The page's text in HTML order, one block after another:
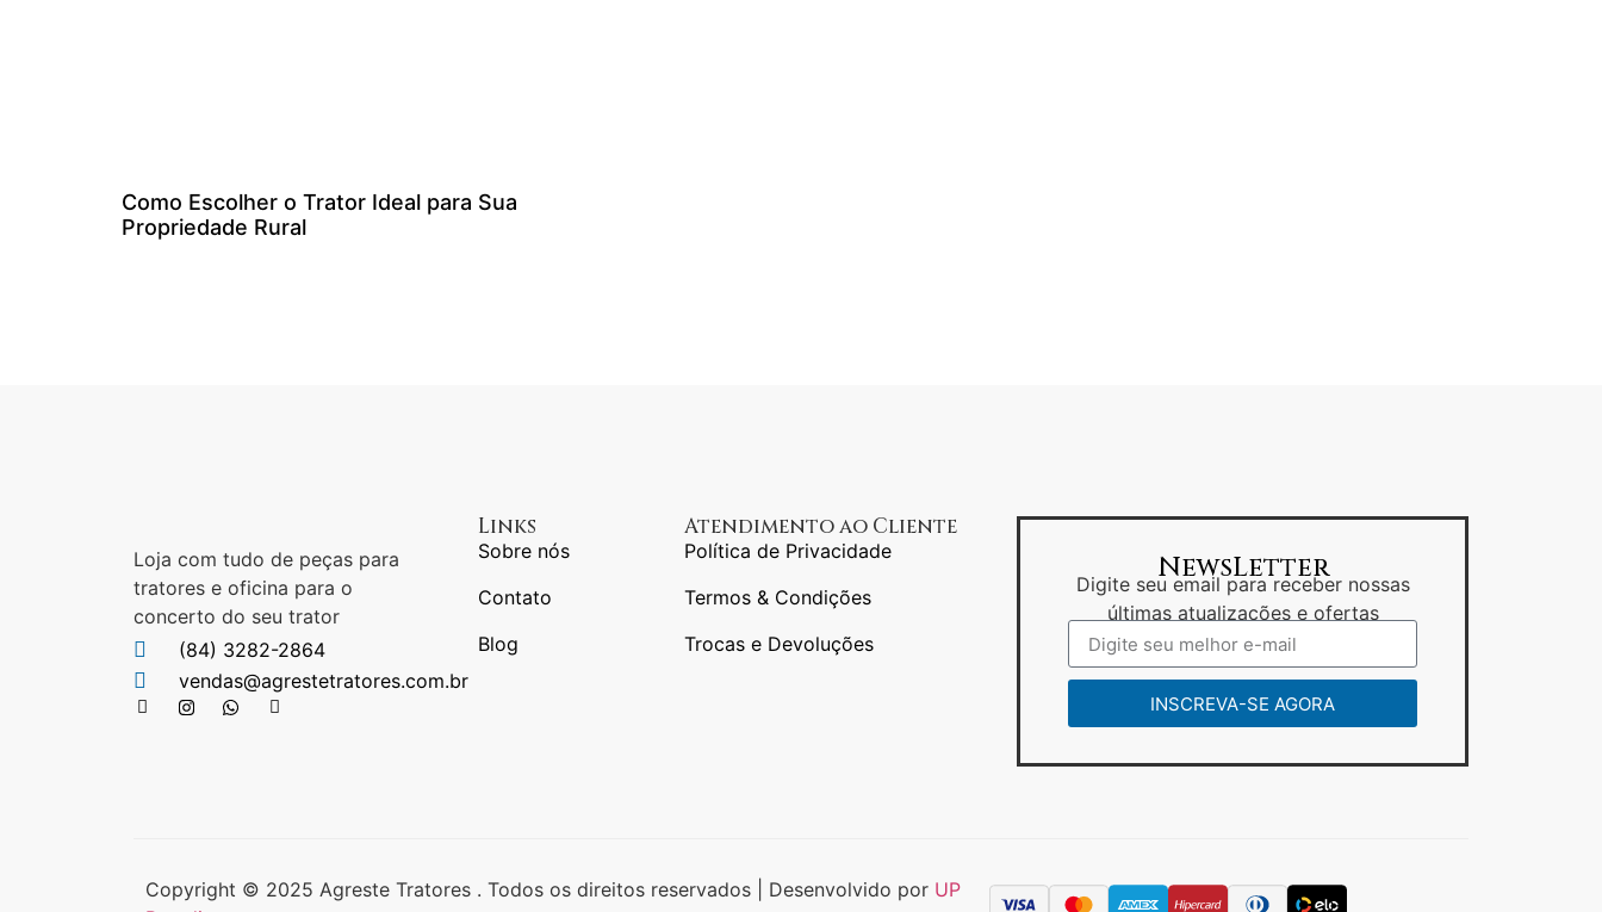
Como Escolher o Trator Ideal para Sua
Propriedade Rural
Loja com tudo de peças para
tratores e oficina para o
concerto do seu trator
(84) 3282-2864
vendas@agrestetratores.com.br
Links
Sobre nós
Contato
Blog
Atendimento ao Cliente
Política de Privacidade
Termos & Condições
Trocas e Devoluções
NewsLetter
Digite seu email para receber nossas
últimas atualizações e ofertas
INSCREVA-SE AGORA
Copyright © 2025 Agreste Tratores . Todos os direitos reservados | Desenvolvido por UP